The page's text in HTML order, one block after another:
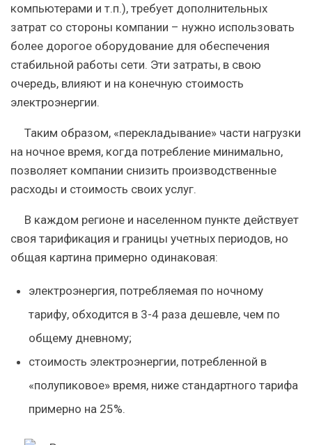
компьютерами и т.п.), требует дополнительных
затрат со стороны компании – нужно использовать
более дорогое оборудование для обеспечения
стабильной работы сети. Эти затраты, в свою
очередь, влияют и на конечную стоимость
электроэнергии.
Таким образом, «перекладывание» части нагрузки
на ночное время, когда потребление минимально,
позволяет компании снизить производственные
расходы и стоимость своих услуг.
В каждом регионе и населенном пункте действует
своя тарификация и границы учетных периодов, но
общая картина примерно одинаковая:
электроэнергия, потребляемая по ночному
тарифу, обходится в 3-4 раза дешевле, чем по
общему дневному;
стоимость электроэнергии, потребленной в
«полупиковое» время, ниже стандартного тарифа
примерно на 25%.